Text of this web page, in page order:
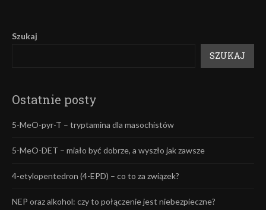
Szukaj
SZUKAJ
Ostatnie posty
5-MeO-pyr-T – tryptamina dla masochistów
5-MeO-DET – miało być dobrze, a wyszło jak zawsze
4-etylopentedron (4-EPD) – co to za związek?
NEP oraz alkohol: czy to połączenie jest niebezpieczne?